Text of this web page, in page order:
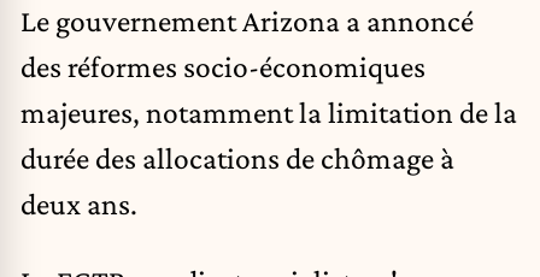
Le gouvernement Arizona a annoncé
des réformes socio-économiques
majeures, notamment la limitation de la
durée des allocations de chômage à
deux ans.​